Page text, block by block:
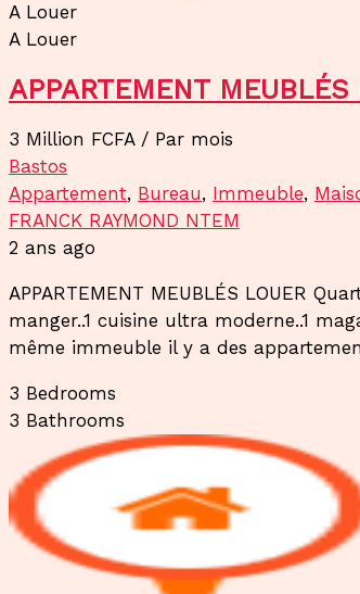
A Louer
A Louer
APPARTEMENT
3 Million FCFA / Par mois
Bastos
Appartement, Bureau, Immeuble,
FRANCK RAYMOND NTEM
2 ans ago
APPARTEMENT MEUBLÉS LOUER
manger..1 cuisine ultra moderne..1
même immeuble il y a des
3 Bedrooms
3 Bathrooms